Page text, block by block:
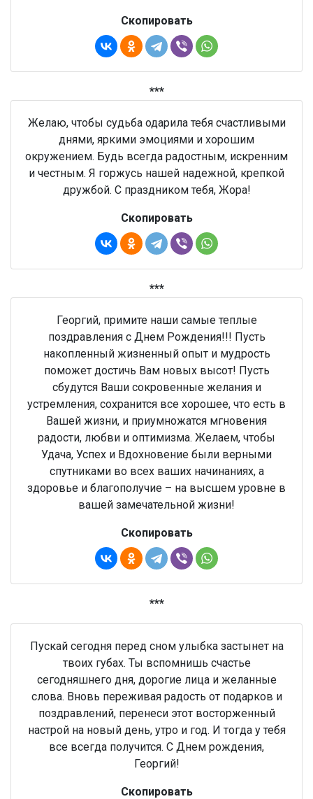
Скопировать
***
Желаю, чтобы судьба одарила тебя счастливыми
днями, яркими эмоциями и хорошим
окружением. Будь всегда радостным, искренним
и честным. Я горжусь нашей надежной, крепкой
дружбой. С праздником тебя, Жора!
Скопировать
***
Георгий, примите наши самые теплые
поздравления с Днем Рождения!!! Пусть
накопленный жизненный опыт и мудрость
поможет достичь Вам новых высот! Пусть
сбудутся Ваши сокровенные желания и
устремления, сохранится все хорошее, что есть в
Вашей жизни, и приумножатся мгновения
радости, любви и оптимизма. Желаем, чтобы
Удача, Успех и Вдохновение были верными
спутниками во всех ваших начинаниях, а
здоровье и благополучие – на высшем уровне в
вашей замечательной жизни!
Скопировать
***
Пускай сегодня перед сном улыбка застынет на
твоих губах. Ты вспомнишь счастье
сегодняшнего дня, дорогие лица и желанные
слова. Вновь переживая радость от подарков и
поздравлений, перенеси этот восторженный
настрой на новый день, утро и год. И тогда у тебя
все всегда получится. С Днем рождения,
Георгий!
Скопировать